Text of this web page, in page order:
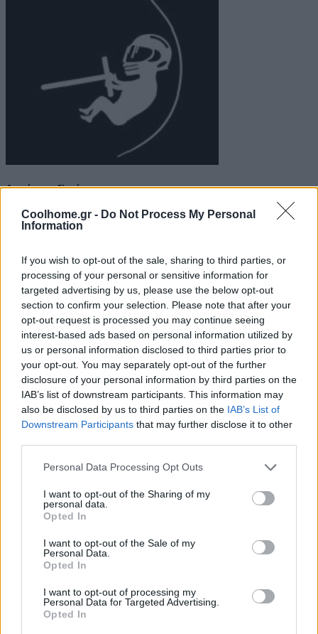
Coolhome.gr - Do Not Process My Personal
Information
If you wish to opt-out of the sale, sharing to third parties, or
processing of your personal or sensitive information for
targeted advertising by us, please use the below opt-out
section to confirm your selection. Please note that after your
opt-out request is processed you may continue seeing
interest-based ads based on personal information utilized by
us or personal information disclosed to third parties prior to
your opt-out. You may separately opt-out of the further
disclosure of your personal information by third parties on the
IAB’s list of downstream participants. This information may
also be disclosed by us to third parties on the IAB’s List of
Downstream Participants that may further disclose it to other
Personal Data Processing Opt Outs
I want to opt-out of the Sharing of my
personal data.
Opted In
I want to opt-out of the Sale of my
Personal Data.
Opted In
I want to opt-out of processing my
Personal Data for Targeted Advertising.
Opted In
Δημήτρης Σκιάννης
Δείτε επίσης…
13 Ιουλίου 0202
Συσκευές
O νέος προσωπικός χώρος εργασίας
28 Απριλίου 2015
ΜΠΑΝΙΟΣυσκευές
touchscreen και επικοινωνεί με το smartphone σας
28 Απριλίου 2015
SMART HOME & DEVICES
Grundig VUX. Να πώς θα είναι η έξυπνη κουζίνα του
μέλλοντος!